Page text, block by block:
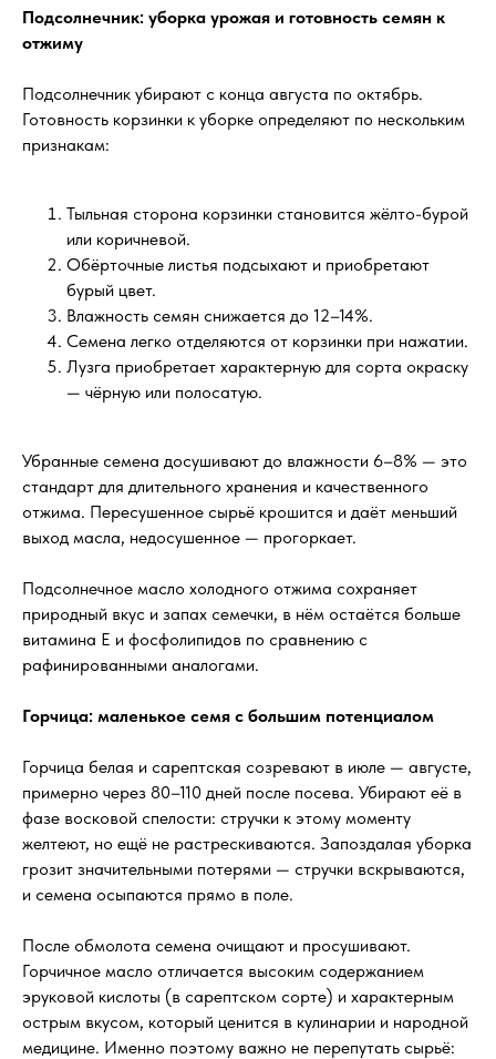
Подсолнечник: уборка урожая и готовность семян к
отжиму
Подсолнечник убирают с конца августа по октябрь.
Готовность корзинки к уборке определяют по нескольким
признакам:
Тыльная сторона корзинки становится жёлто-бурой
или коричневой.
Обёрточные листья подсыхают и приобретают
бурый цвет.
Влажность семян снижается до 12–14%.
Семена легко отделяются от корзинки при нажатии.
Лузга приобретает характерную для сорта окраску
— чёрную или полосатую.
Убранные семена досушивают до влажности 6–8% — это
стандарт для длительного хранения и качественного
отжима. Пересушенное сырьё крошится и даёт меньший
выход масла, недосушенное — прогоркает.
Подсолнечное масло холодного отжима сохраняет
природный вкус и запах семечки, в нём остаётся больше
витамина E и фосфолипидов по сравнению с
рафинированными аналогами.
Горчица: маленькое семя с большим потенциалом
Горчица белая и сарептская созревают в июле — августе,
примерно через 80–110 дней после посева. Убирают её в
фазе восковой спелости: стручки к этому моменту
желтеют, но ещё не растрескиваются. Запоздалая уборка
грозит значительными потерями — стручки вскрываются,
и семена осыпаются прямо в поле.
После обмолота семена очищают и просушивают.
Горчичное масло отличается высоким содержанием
эруковой кислоты (в сарептском сорте) и характерным
острым вкусом, который ценится в кулинарии и народной
медицине. Именно поэтому важно не перепутать сырьё: